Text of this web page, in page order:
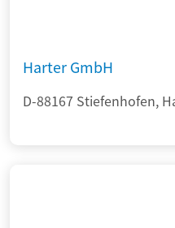
Harter GmbH
D-88167 Stiefenhofen,